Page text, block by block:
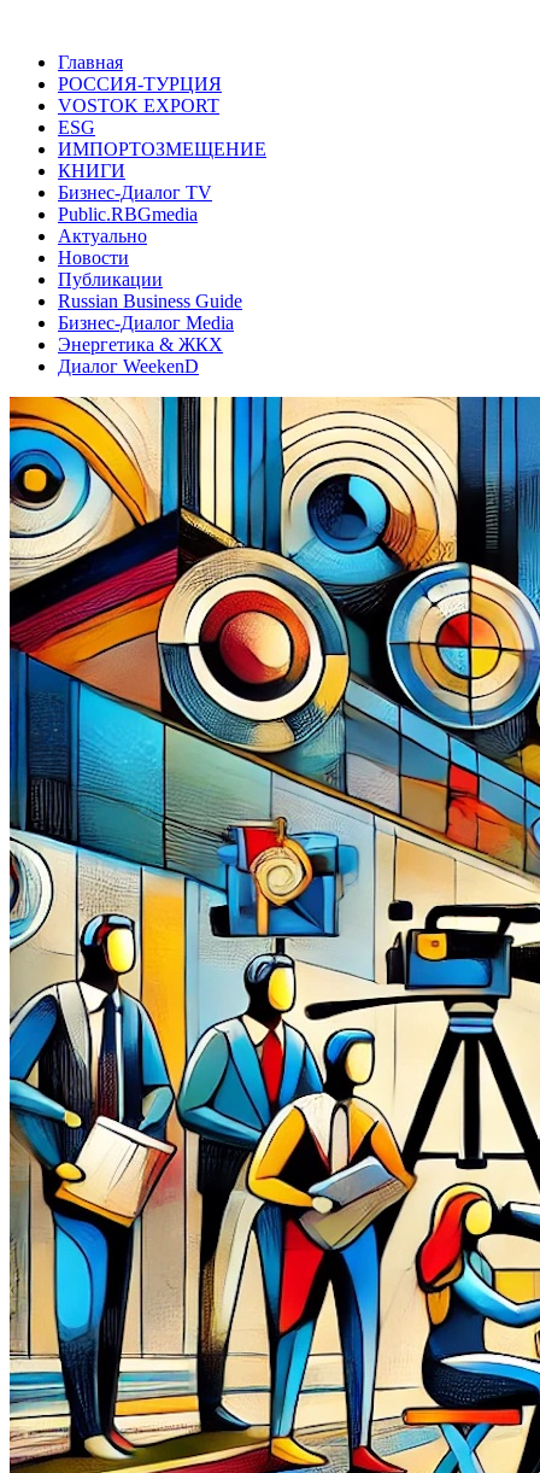
Главная
РОССИЯ-ТУРЦИЯ
VOSTOK EXPORT
ESG
ИМПОРТОЗМЕЩЕНИЕ
КНИГИ
Бизнес-Диалог TV
Public.RBGmedia
Актуально
Новости
Публикации
Russian Business Guide
Бизнес-Диалог Media
Энергетика & ЖКХ
Диалог WeekenD